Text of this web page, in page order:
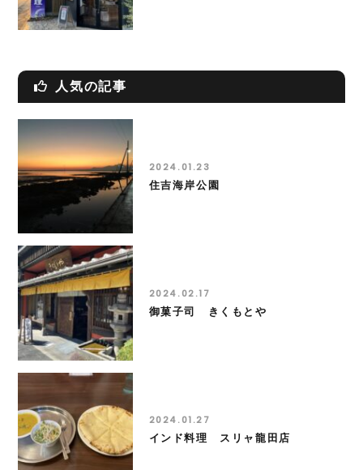
人気の記事
2024.01.23
住吉海岸公園
2024.02.17
御菓子司 きくもとや
2024.01.27
インド料理 スリャ龍田店